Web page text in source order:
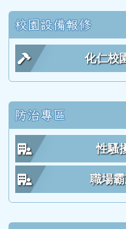
62學年度(63年
61學年度(62
59學年度(60
校園設備報修
化仁校
防治專區
性騷
職場